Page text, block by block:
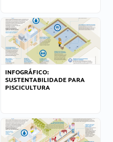
INFOGRÁFICO:
SUSTENTABILIDADE PARA
PISCICULTURA